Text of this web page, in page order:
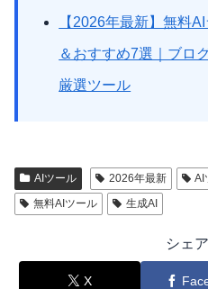
【2026年最新】無料
＆おすすめ7選｜ブロ
厳選ツール
AIツール 2026年最新 AI
無料AIツール
生成AI
シェ
X